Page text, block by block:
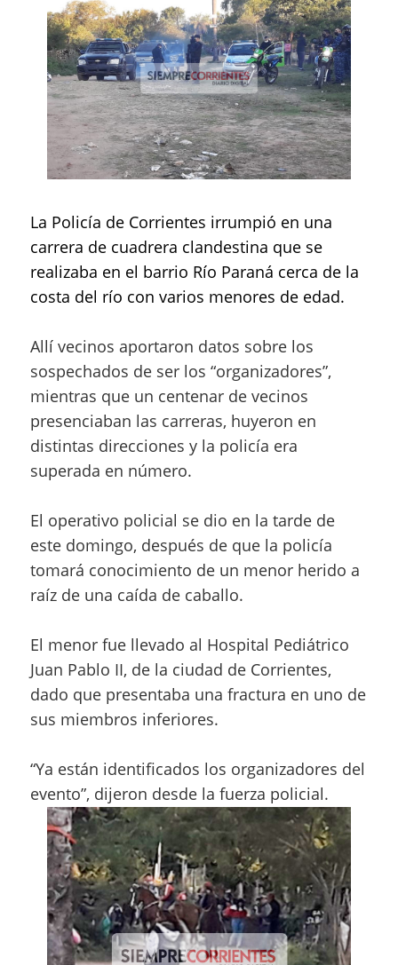
La Policía de Corrientes irrumpió en una
carrera de cuadrera clandestina que se
realizaba en el barrio Río Paraná cerca de la
costa del río con varios menores de edad.
Allí vecinos aportaron datos sobre los
sospechados de ser los “organizadores”,
mientras que un centenar de vecinos
presenciaban las carreras, huyeron en
distintas direcciones y la policía era
superada en número.
El operativo policial se dio en la tarde de
este domingo, después de que la policía
tomará conocimiento de un menor herido a
raíz de una caída de caballo.
El menor fue llevado al Hospital Pediátrico
Juan Pablo II, de la ciudad de Corrientes,
dado que presentaba una fractura en uno de
sus miembros inferiores.
“Ya están identificados los organizadores del
evento”, dijeron desde la fuerza policial.